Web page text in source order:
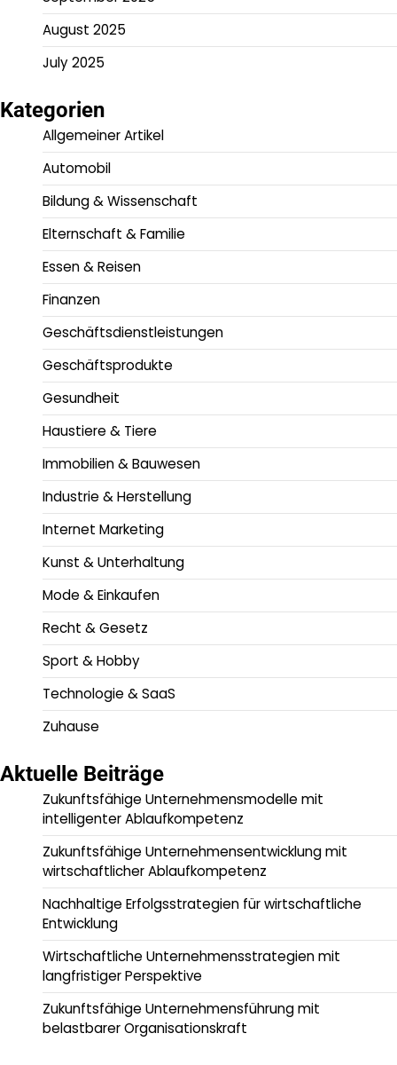
August 2025
July 2025
Kategorien
Allgemeiner Artikel
Automobil
Bildung & Wissenschaft
Elternschaft & Familie
Essen & Reisen
Finanzen
Geschäftsdienstleistungen
Geschäftsprodukte
Gesundheit
Haustiere & Tiere
Immobilien & Bauwesen
Industrie & Herstellung
Internet Marketing
Kunst & Unterhaltung
Mode & Einkaufen
Recht & Gesetz
Sport & Hobby
Technologie & SaaS
Zuhause
Aktuelle Beiträge
Zukunftsfähige Unternehmensmodelle mit
intelligenter Ablaufkompetenz
Zukunftsfähige Unternehmensentwicklung mit
wirtschaftlicher Ablaufkompetenz
Nachhaltige Erfolgsstrategien für wirtschaftliche
Entwicklung
Wirtschaftliche Unternehmensstrategien mit
langfristiger Perspektive
Zukunftsfähige Unternehmensführung mit
belastbarer Organisationskraft